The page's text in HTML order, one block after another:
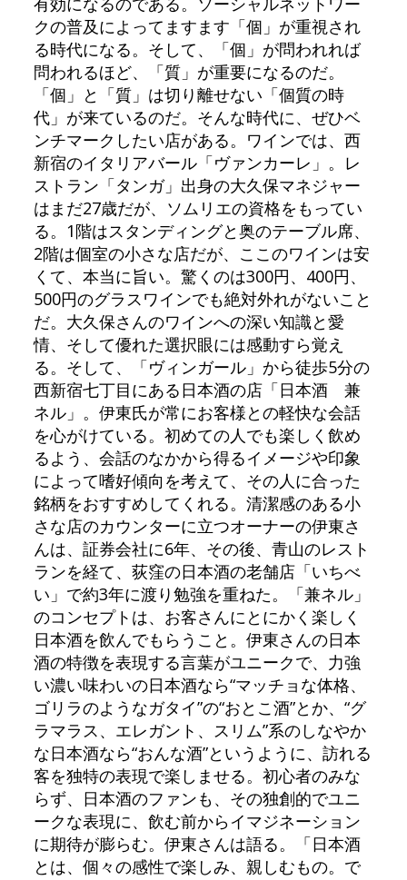
クの普及によってますます「個」が重視され
る時代になる。そして、「個」が問われれば
問われるほど、「質」が重要になるのだ。
「個」と「質」は切り離せない「個質の時
代」が来ているのだ。そんな時代に、ぜひベ
ンチマークしたい店がある。ワインでは、西
新宿のイタリアバール「ヴァンカーレ」。レ
ストラン「タンガ」出身の大久保マネジャー
はまだ27歳だが、ソムリエの資格をもってい
る。1階はスタンディングと奥のテーブル席、
2階は個室の小さな店だが、ここのワインは安
くて、本当に旨い。驚くのは300円、400円、
500円のグラスワインでも絶対外れがないこと
だ。大久保さんのワインへの深い知識と愛
情、そして優れた選択眼には感動すら覚え
る。そして、「ヴィンガール」から徒歩5分の
西新宿七丁目にある日本酒の店「日本酒 兼
ネル」。伊東氏が常にお客様との軽快な会話
を心がけている。初めての人でも楽しく飲め
るよう、会話のなかから得るイメージや印象
によって嗜好傾向を考えて、その人に合った
銘柄をおすすめしてくれる。清潔感のある小
さな店のカウンターに立つオーナーの伊東さ
んは、証券会社に6年、その後、青山のレスト
ランを経て、荻窪の日本酒の老舗店「いちべ
い」で約3年に渡り勉強を重ねた。「兼ネル」
のコンセプトは、お客さんにとにかく楽しく
日本酒を飲んでもらうこと。伊東さんの日本
酒の特徴を表現する言葉がユニークで、力強
い濃い味わいの日本酒なら“マッチョな体格、
ゴリラのようなガタイ”の“おとこ酒”とか、“グ
ラマラス、エレガント、スリム”系のしなやか
な日本酒なら“おんな酒”というように、訪れる
客を独特の表現で楽しませる。初心者のみな
らず、日本酒のファンも、その独創的でユニ
ークな表現に、飲む前からイマジネーション
に期待が膨らむ。伊東さんは語る。「日本酒
とは、個々の感性で楽しみ、親しむもの。で